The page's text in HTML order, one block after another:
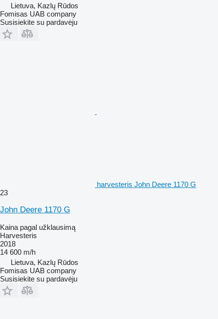
Lietuva, Kazlų Rūdos
Fomisas UAB company
Susisiekite su pardavėju
harvesteris John Deere 1170 G
23
John Deere 1170 G
Kaina pagal užklausimą
Harvesteris
2018
14 600 m/h
Lietuva, Kazlų Rūdos
Fomisas UAB company
Susisiekite su pardavėju